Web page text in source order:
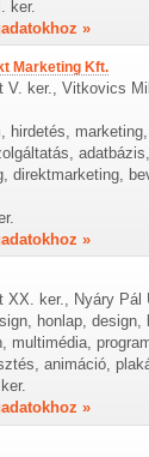
ker.
»
Marketing Kft.
V. ker., Vitkovics
hirdetés,
direktmarketing,
»
XX. ker., Nyáry Pál
honlap, design,
multimédia,
animáció,
»